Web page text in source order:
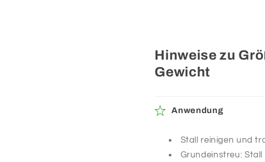
Hinweise zu
Gewicht
Anwendung
Stall reinigen und
Grundeinstreu: